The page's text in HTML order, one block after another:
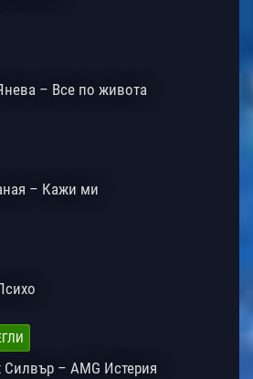
– Все по живота
– Кажи ми
– AMG Истерия